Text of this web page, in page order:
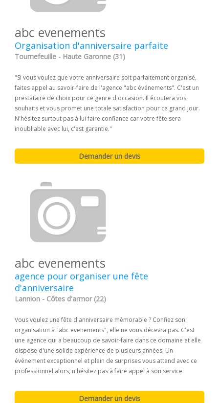
abc evenements
Organisation d'anniversaire parfaite
Tournefeuille - Haute Garonne (31)
"Si vous voulez que votre anniversaire soit parfaitement organisé,
faites appel au savoir-faire de l'agence "abc événements". C'est un
prestataire de choix pour ce genre d'occasion. Il écoutera vos
souhaits et vous promet une totale satisfaction pour ce grand jour.
N'hésitez surtout pas à lui faire confiance car votre fête sera
inoubliable avec lui, c'est garantie."
abc evenements
agence pour organiser une fête
d'anniversaire
Lannion - Côtes d'armor (22)
Vous voulez une fête d'anniversaire mémorable ? Confiez son
organisation à "abc evenements", elle ne vous décevra pas. C'est
une agence qui a beaucoup de savoir-faire dans ce domaine et elle
dispose d'une solide expérience de plusieurs années. Un
événement exceptionnel et plein de surprises vous attend avec ce
professionnel alors, n'hésitez pas à faire appel à son service.